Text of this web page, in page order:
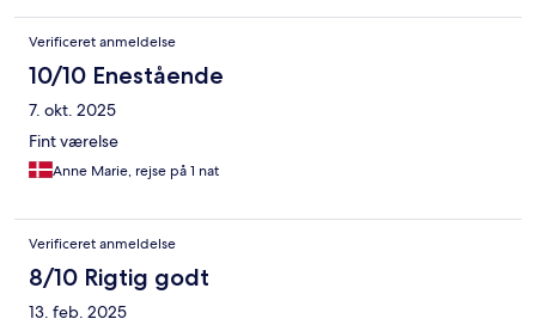
Verificeret anmeldelse
10/10 Enestående
7. okt. 2025
Fint værelse
Anne Marie, rejse på 1 nat
Verificeret anmeldelse
8/10 Rigtig godt
13. feb. 2025